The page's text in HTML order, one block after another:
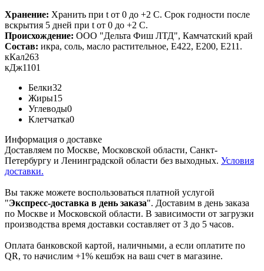
Хранение: Хранить при t от 0 до +2 С. Срок годности после
вскрытия 5 дней при t от 0 до +2 С.
Происхождение: ООО "Дельта Фиш ЛТД", Камчатский край
Состав: икра, соль, масло растительное, Е422, Е200, Е211.
кКал263
кДж1101
Белки32
Жиры15
Углеводы0
Клетчатка0
Информация о доставке
Доставляем по Москве, Московской области, Санкт-
Петербургу и Ленинградской области без выходных. Условия
доставки.
Вы также можете воспользоваться платной услугой
"Экспресс-доставка в день заказа". Доставим в день заказа
по Москве и Московской области. В зависимости от загрузки
производства время доставки составляет от 3 до 5 часов.
Оплата банковской картой, наличными, а если оплатите по
QR, то начислим +1% кешбэк на ваш счет в магазине.